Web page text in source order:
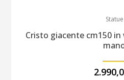
Statue
Cristo giacente cm150